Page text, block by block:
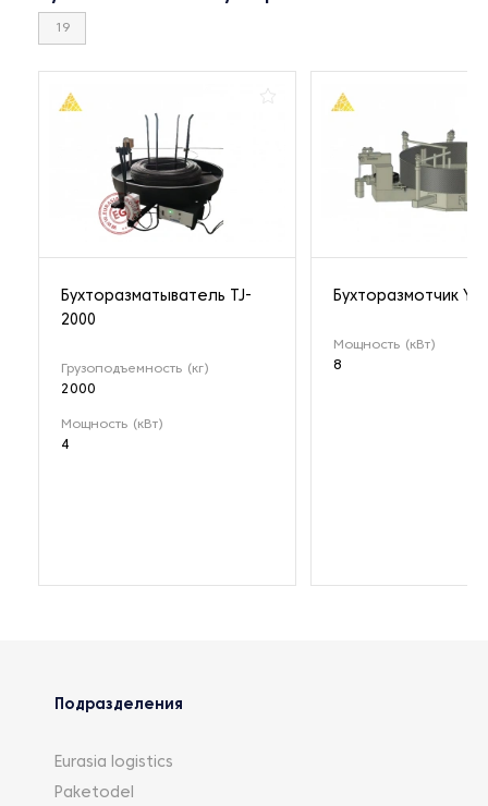
19
Бухторазматыватель TJ-
2000
Грузоподъемность (кг)
2000
Мощность (кВт)
4
Бухторазмотчик
Мощность (кВт)
8
Подразделения
Eurasia logistics
Paketodel